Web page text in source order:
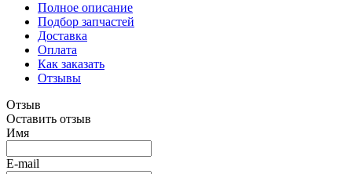
Полное описание
Подбор запчастей
Доставка
Оплата
Как заказать
Отзывы
Отзыв
Оставить отзыв
Имя
E-mail